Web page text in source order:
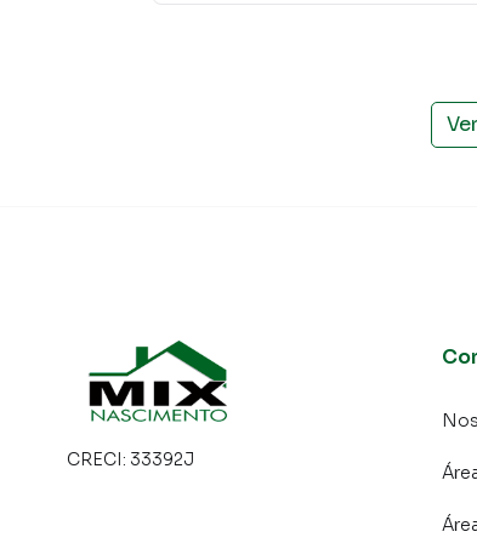
campanhas específicas para São
CRECI: 33392J